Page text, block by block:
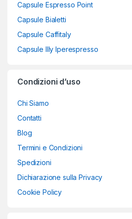
Capsule Espresso Point
Capsule Bialetti
Capsule Caffitaly
Capsule Illy Iperespresso
Condizioni d’uso
Chi Siamo
Contatti
Blog
Termini e Condizioni
Spedizioni
Dichiarazione sulla Privacy
Cookie Policy